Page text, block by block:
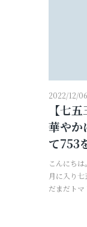
2022/12/06
【七
華やか
て753
こんにち
月に入り
だまだトマ